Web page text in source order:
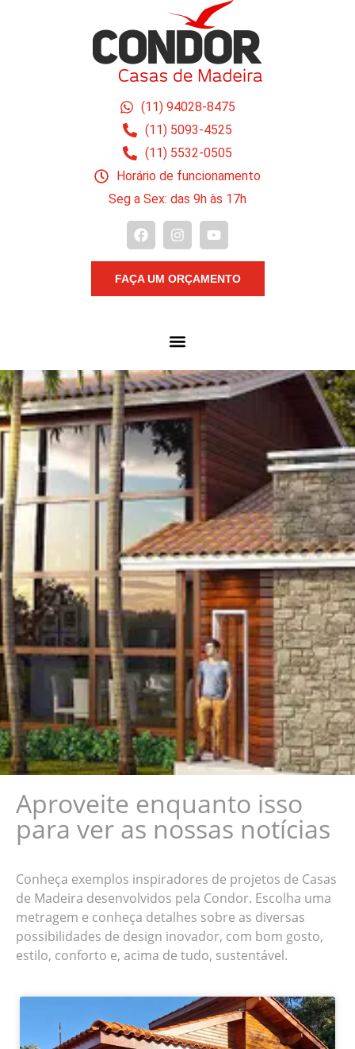
(11) 94028-8475
(11) 5093-4525
(11) 5532-0505
Horário de funcionamento
Seg a Sex: das 9h às 17h
FAÇA UM ORÇAMENTO
Aproveite enquanto isso
para ver as nossas notícias
Conheça exemplos inspiradores de projetos de Casas
de Madeira desenvolvidos pela Condor. Escolha uma
metragem e conheça detalhes sobre as diversas
possibilidades de design inovador, com bom gosto,
estilo, conforto e, acima de tudo, sustentável.